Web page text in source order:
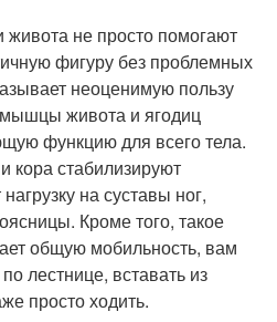
не просто помогают
фигуру без проблемных
неоценимую пользу
мышцы живота и ягодиц
функцию для всего тела.
стабилизируют
на суставы ног,
Кроме того, такое
общую мобильность, вам
лестнице, вставать из
просто ходить.